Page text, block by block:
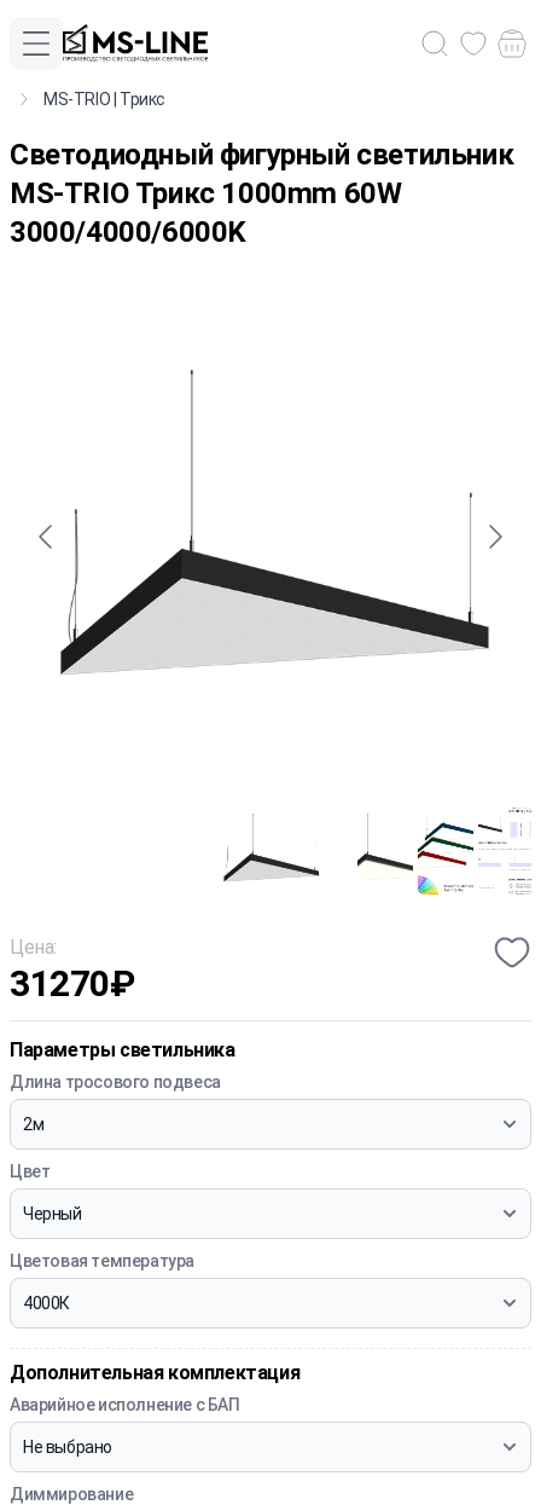
MS-TRIO | Трикс
Светодиодный фигурный светильник
MS-TRIO Трикс 1000mm 60W
3000/4000/6000K
Цена:
31270₽
Параметры светильника
Длина тросового подвеса
Цвет
Цветовая температура
Дополнительная комплектация
Аварийное исполнение с БАП
Диммирование